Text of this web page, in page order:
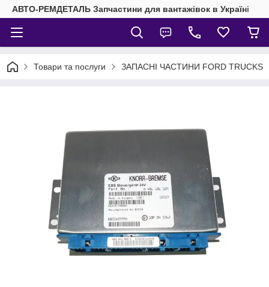
АВТО-РЕМДЕТАЛЬ Запчастини для вантажівок в Україні
Товари та послуги ЗАПАСНІ ЧАСТИНИ FORD TRUCKS